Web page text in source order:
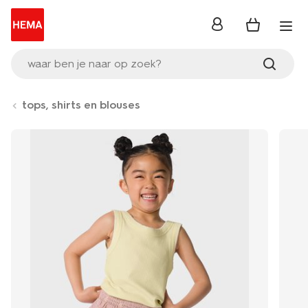
waar ben je naar op zoek?
inloggen
tops, shirts en blouses